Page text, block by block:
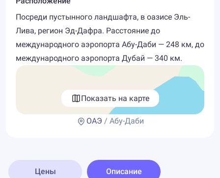
Посреди пустынного ландшафта, в оазисе Эль-
Лива, регион Эд-Дафра. Расстояние до
международного аэропорта Абу-Даби — 248 км, до
международного аэропорта Дубай — 340 км.
Показать на карте
ОАЭ / Абу-Даби
Цены Описание